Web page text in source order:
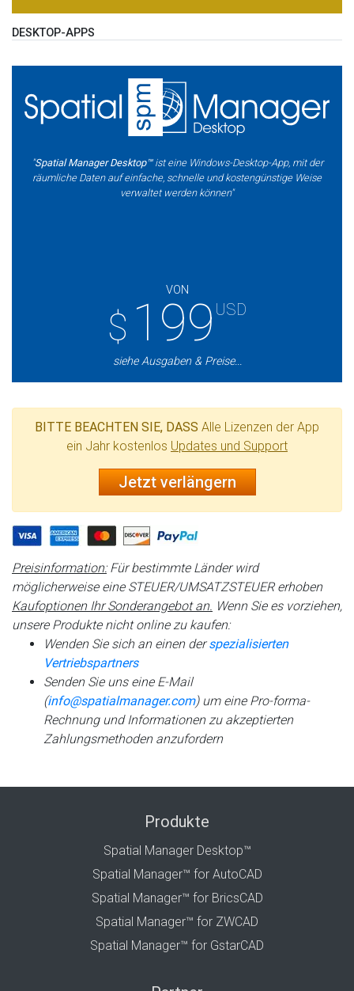
DESKTOP-APPS
"Spatial Manager Desktop™ist eine Windows-Desktop-App, mit der
räumliche Daten auf einfache, schnelle und kostengünstige Weise
verwaltet werden können"
VON
$ 199 USD
siehe Ausgaben & Preise...
BITTE BEACHTEN SIE, DASS Alle Lizenzen der App
ein Jahr kostenlos Updates und Support
Jetzt verlängern
Preisinformation:Für bestimmte Länder wird
möglicherweise eine STEUER/UMSATZSTEUER erhoben
Kaufoptionen Ihr Sonderangebot an. Wenn Sie es vorziehen,
unsere Produkte nicht online zu kaufen:
Wenden Sie sich an einen derspezialisierten
Vertriebspartners
Senden Sie uns eine E-Mail
(info@spatialmanager.com) um eine Pro-forma-
Rechnung und Informationen zu akzeptierten
Zahlungsmethoden anzufordern
Produkte
Spatial Manager Desktop™
Spatial Manager™ for AutoCAD
Spatial Manager™ for BricsCAD
Spatial Manager™ for ZWCAD
Spatial Manager™ for GstarCAD